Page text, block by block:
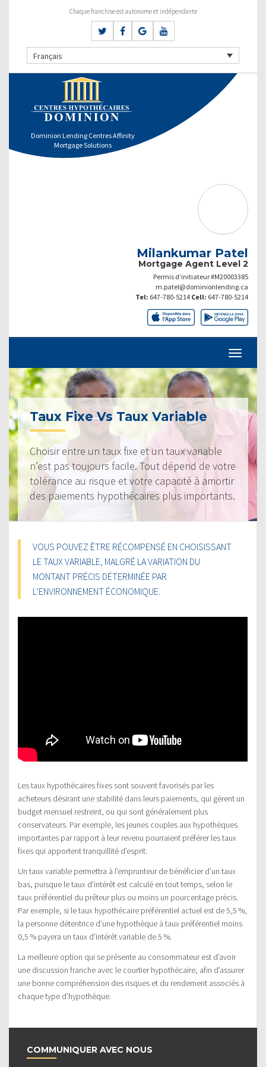
Chaque franchise est autonome et indépendante
Français
Dominion Lending Centres Affinity
Mortgage Solutions
Milankumar Patel
Mortgage Agent Level 2
Permis d’initiateur #M20003385
m.patel@dominionlending.ca
Tel: 647-780-5214 Cell: 647-780-5214
Taux Fixe Vs Taux Variable
Choisir entre un taux fixe et un taux variable
n’est pas toujours facile. Tout dépend de votre
tolérance au risque et votre capacité à amortir
des paiements hypothécaires plus importants.
VOUS POUVEZ ÊTRE RÉCOMPENSÉ EN CHOISISSANT
LE TAUX VARIABLE, MALGRÉ LA VARIATION DU
MONTANT PRÉCIS DÉTERMINÉE PAR
L’ENVIRONNEMENT ÉCONOMIQUE.
Les taux hypothécaires fixes sont souvent favorisés par les
acheteurs désirant une stabilité dans leurs paiements, qui gèrent un
budget mensuel restreint, ou qui sont généralement plus
conservateurs. Par exemple, les jeunes couples aux hypothèques
importantes par rapport à leur revenu pourraient préférer les taux
fixes qui apportent tranquillité d’esprit.
Un taux variable permettra à l’emprunteur de bénéficier d’un taux
bas, puisque le taux d’intérêt est calculé en tout temps, selon le
taux préférentiel du prêteur plus ou moins un pourcentage précis.
Par exemple, si le taux hypothécaire préférentiel actuel est de 5,5 %,
la personne détentrice d’une hypothèque à taux préférentiel moins
0,5 % payera un taux d’intérêt variable de 5 %.
La meilleure option qui se présente au consommateur est d’avoir
une discussion franche avec le courtier hypothécaire, afin d’assurer
une bonne compréhension des risques et du rendement associés à
chaque type d’hypothèque.
COMMUNIQUER AVEC NOUS